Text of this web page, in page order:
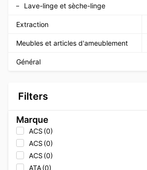
Lave-linge et sèche-linge
Extraction
Meubles et articles d'ameublement
Général
Filters
Marque
ACS (0)
ACS (0)
ACS (0)
ATA(0)